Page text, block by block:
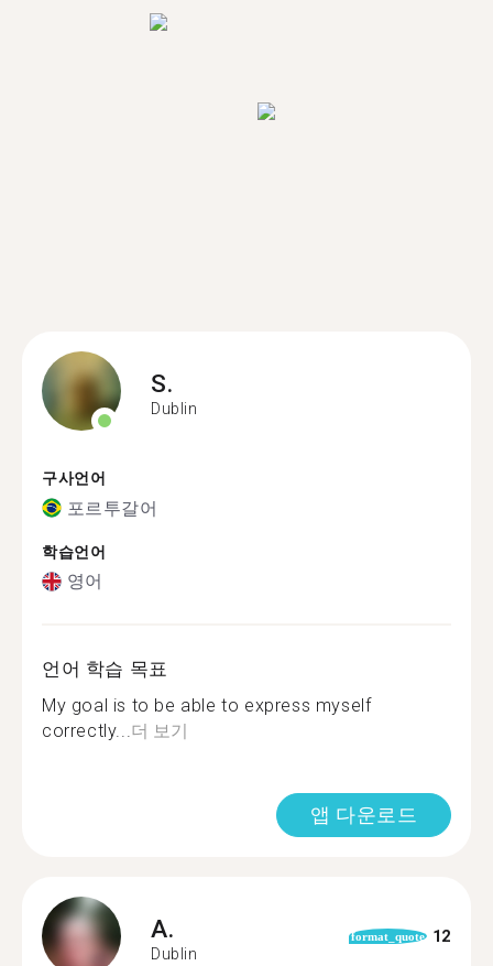
S.
Dublin
구사언어
포르투갈어
학습언어
영어
언어 학습 목표
My goal is to be able to express myself
correctly...더 보기
앱 다운로드
A.
Dublin
format_quote 12